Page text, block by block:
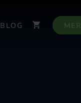
BLOG